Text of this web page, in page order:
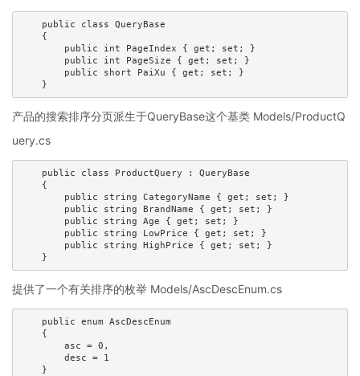
    public class QueryBase
    {
        public int PageIndex { get; set; }
        public int PageSize { get; set; }
        public short PaiXu { get; set; }
    }
产品的搜索排序分页派生于QueryBase这个基类 Models/ProductQ
uery.cs
    public class ProductQuery : QueryBase
    {
        public string CategoryName { get; set; }
        public string BrandName { get; set; }
        public string Age { get; set; }
        public string LowPrice { get; set; }
        public string HighPrice { get; set; }
    }
提供了一个有关排序的枚举 Models/AscDescEnum.cs
    public enum AscDescEnum
    {
        asc = 0,
        desc = 1
    }